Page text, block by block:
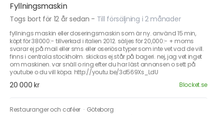
Fyllningsmaskin
Togs bort för 12 år sedan - Till försäljning i 2 månader
fyllnings maskin eller doseringsmaskin som är ny. använd 15 min,
köpt för 38000:- tillverkad i italien 2012. säljes för 20,000:- + moms
svarar ej på mail eller sms eller oseriösa typer som inte vet vad de vill.
finns i centrala stockholm. skickas ej.står på bageri. nej, jag vet inget
om maskinen. var snäll o ring efter du har läst annonsen o sett på
youtube o du vill köpa. http://youtu.be/3d569Xs_LdU
20 000 kr Blocket.se
Restauranger och caféer · Göteborg